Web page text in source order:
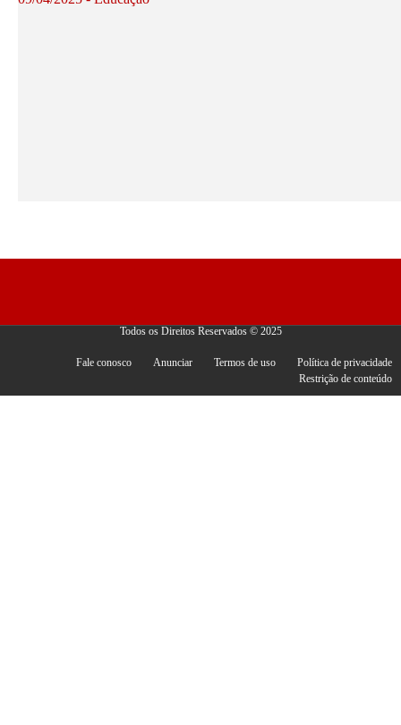
Todos os Direitos Reservados © 2025
Fale conosco Anunciar Termos de uso
Política de privacidade
Restrição de conteúdo